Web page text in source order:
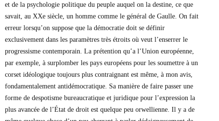
et de la psychologie politique du peuple auquel on la destine, ce que
savait, au XXe siècle, un homme comme le général de Gaulle. On fait
erreur lorsqu’on suppose que la démocratie doit se définir
exclusivement dans les paramètres très étroits où veut l’enserrer le
progressisme contemporain. La prétention qu’a l’Union européenne,
par exemple, à surplomber les pays européens pour les soumettre à un
corset idéologique toujours plus contraignant est même, à mon avis,
fondamentalement antidémocratique. Sa manière de faire passer une
forme de despotisme bureaucratique et juridique pour l’expression la
plus avancée de l’État de droit est quelque peu orwellienne. Il y a de